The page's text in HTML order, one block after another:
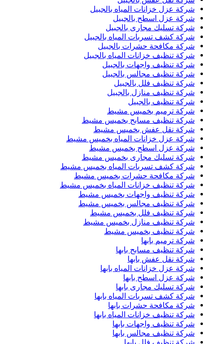
شركة عزل خزانات المياه بالجبيل
شركة عزل اسطح بالجبيل
شركة تسليك مجارى بالجبيل
شركة كشف تسربات المياه بالجبيل
شركة مكافحة حشرات بالجبيل
شركة تنظيف خزانات المياه بالجبيل
شركة تنظيف واجهات بالجبيل
شركة تنظيف مجالس بالجبيل
شركة تنظيف فلل بالجبيل
شركة تنظيف منازل بالجبيل
شركة تنظيف بالجبيل
شركة ترميم بخميس مشيط
شركة تنظيف مسابح بخميس مشيط
شركة نقل عفش بخميس مشيط
شركة عزل خزانات المياه بخميس مشيط
شركة عزل اسطح بخميس مشيط
شركة تسليك مجارى بخميس مشيط
شركة كشف تسربات المياه بخميس مشيط
شركة مكافحة حشرات بخميس مشيط
شركة تنظيف خزانات المياه بخميس مشيط
شركة تنظيف واجهات بخميس مشيط
شركة تنظيف مجالس بخميس مشيط
شركة تنظيف فلل بخميس مشيط
شركة تنظيف منازل بخميس مشيط
شركة تنظيف بخميس مشيط
شركة ترميم بابها
شركة تنظيف مسابح بابها
شركة نقل عفش بابها
شركة عزل خزانات المياه بابها
شركة عزل اسطح بابها
شركة تسليك مجارى بابها
شركة كشف تسربات المياه بابها
شركة مكافحة حشرات بابها
شركة تنظيف خزانات المياه بابها
شركة تنظيف واجهات بابها
شركة تنظيف مجالس بابها